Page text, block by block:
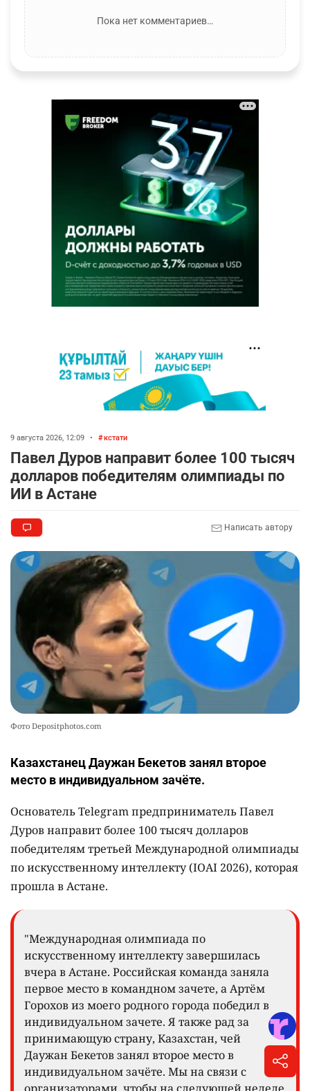
Пока нет комментариев…
9 августа 2026, 12:09 • кстати
Павел Дуров направит более 100 тысяч
долларов победителям олимпиады по
ИИ в Астане
Написать автору
Фото Depositphotos.com
Казахстанец Даужан Бекетов занял второе
место в индивидуальном зачёте.
Основатель Telegram предприниматель Павел
Дуров направит более 100 тысяч долларов
победителям третьей Международной олимпиады
по искусственному интеллекту (IOAI 2026), которая
прошла в Астане.
"Международная олимпиада по
искусственному интеллекту завершилась
вчера в Астане. Российская команда заняла
первое место в командном зачете, а Артём
Горохов из моего родного города победил в
индивидуальном зачете. Я также рад за
принимающую страну, Казахстан, чей
Даужан Бекетов занял второе место в
индивидуальном зачёте. Мы на связи с